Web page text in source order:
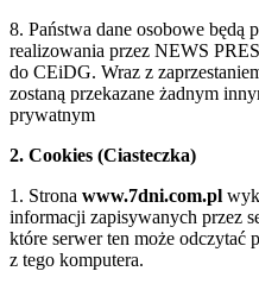
8. Państwa dane osobowe będą
realizowania przez NEWS
do CEiDG. Wraz z
zostaną przekazane żadnym
prywatnym
2. Cookies (Ciasteczka)
1. Strona www.7dni.com.pl
informacji zapisywanych przez
które serwer ten może odczytać
z tego komputera.